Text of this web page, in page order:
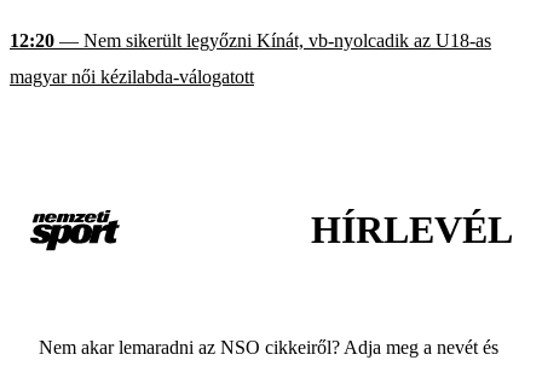
12:20 — Nem sikerült legyőzni Kínát, vb-nyolcadik az U18-as
magyar női kézilabda-válogatott
HÍRLEVÉL
Nem akar lemaradni az NSO cikkeiről? Adja meg a nevét és